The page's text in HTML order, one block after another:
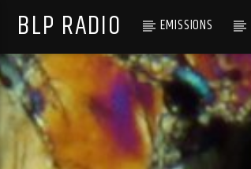
BLP RADIO EMISSIONS